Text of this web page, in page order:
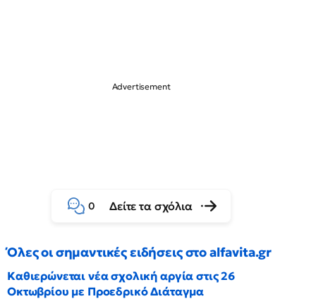
0 Δείτε τα σχόλια
Όλες οι σημαντικές ειδήσεις στο alfavita.gr
Καθιερώνεται νέα σχολική αργία στις 26
Οκτωβρίου με Προεδρικό Διάταγμα